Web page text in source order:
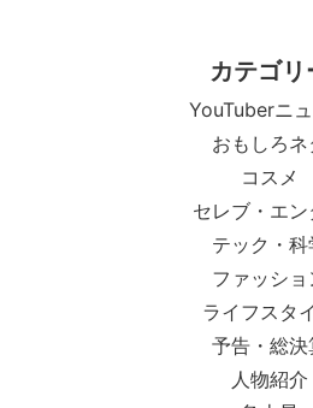
カテゴリ
YouTuberニ
おもしろネ
コスメ
セレブ・エン
テック・科
ファッショ
ライフスタ
予告・総決
人物紹介